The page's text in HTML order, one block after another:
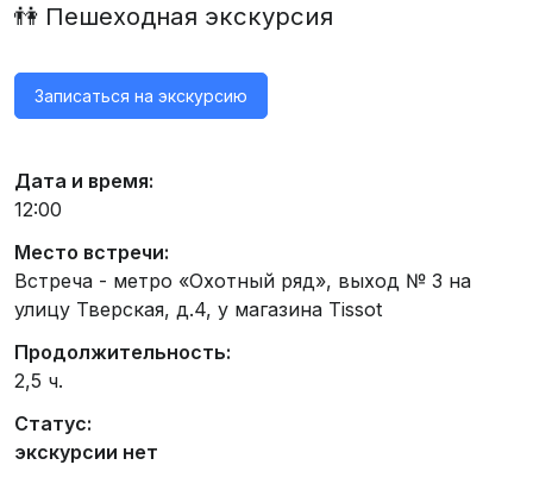
👫 Пешеходная экскурсия
Записаться на экскурсию
Дата и время:
12:00
Место встречи:
Встреча - метро «Охотный ряд», выход № 3 на
улицу Тверская, д.4, у магазина Tissot
Продолжительность:
2,5 ч.
Статус:
экскурсии нет